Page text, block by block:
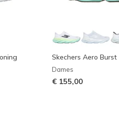
Skechers Aero Burst
Dames
€ 155,00